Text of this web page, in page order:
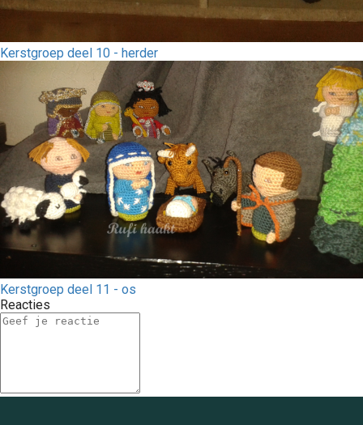
Kerstgroep deel 10 - herder
Kerstgroep deel 11 - os
Reacties